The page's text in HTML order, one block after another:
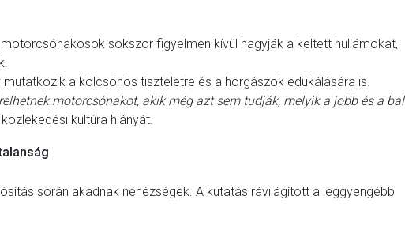
sokszor figyelmen kívül hagyják a keltett hullámokat,
mutatkozik a kölcsönös tiszteletre és a horgászok edukálására is.
motorcsónakot, akik még azt sem tudják, melyik a jobb és a bal
kultúra hiányát.
során akadnak nehézségek. A kutatás rávilágított a leggyengébb